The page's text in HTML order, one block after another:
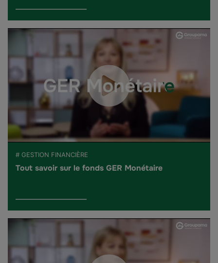
# GESTION FINANCIÈRE
Tout savoir sur le fonds GER Monétaire